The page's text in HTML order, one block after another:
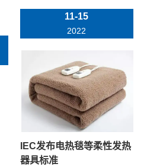
11-15
2022
IEC发布电热毯等柔性发热
器具标准